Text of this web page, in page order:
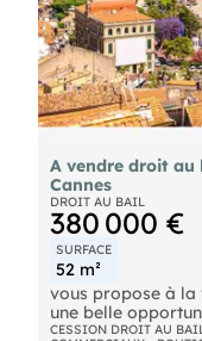
A vendre droit au
Cannes
DROIT AU BAIL
380 000 €
SURFACE
52 m²
vous propose à
une belle
Cannes.
CESSION DROIT AU